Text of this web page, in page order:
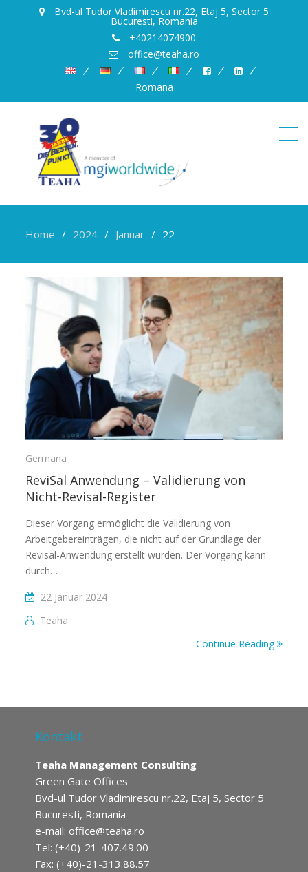
Bvd-ul Tudor Vladimirescu nr.22, Etaj 5, Sector 5
Bucuresti, Romania
+40214074900
office@teaha.ro
Romana
Home 2024 Januar 22
Germana
ReviSal Anwendung – Validierung von
Nicht-Revisal-Register
Dieser Vorgang ermöglicht die Validierung von
Arbeitgebereinträgen, die nicht auf der Grundlage der
Revisal-Anwendung erstellt wurden. Der Vorgang kann
durch…
22 Januar 2024
Teaha
Continue Reading
Kontakt
Teaha Management Consulting
Green Gate Offices
Bvd-ul Tudor Vladimirescu nr.22, Etaj 5, Sector 5
Bucuresti, Romania
e-mail: office@teaha.ro
Tel: (+40)-21-407.49.00
Fax: (+40)-21-313.88.57